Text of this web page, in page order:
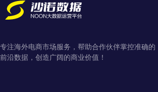
专注海外电商市场服务，帮助合作伙伴掌控准确的
前沿数据，创造广阔的商业价值！